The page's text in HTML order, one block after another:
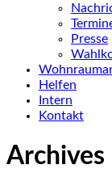
Presse
Helfen
Intern
Kontakt
Archives